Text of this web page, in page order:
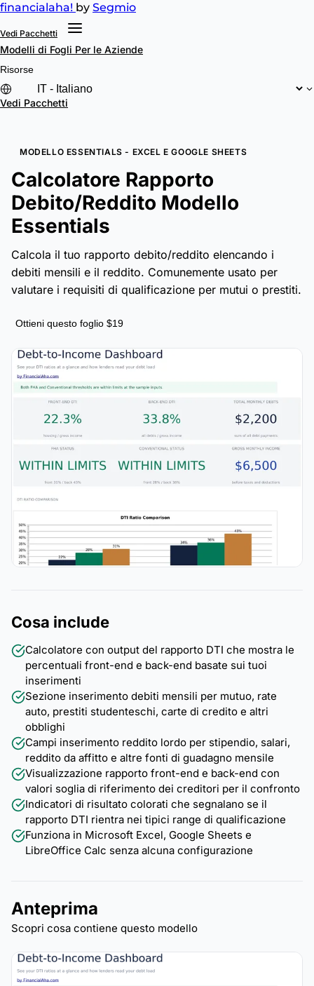
financialaha! by Segmio
Vedi Pacchetti
Modelli di Fogli Per le Aziende
Risorse
Vedi Pacchetti
MODELLO ESSENTIALS - EXCEL E GOOGLE SHEETS
Calcolatore Rapporto
Debito/Reddito Modello
Essentials
Calcola il tuo rapporto debito/reddito elencando i
debiti mensili e il reddito. Comunemente usato per
valutare i requisiti di qualificazione per mutui o prestiti.
Ottieni questo foglio $19
Cosa include
Calcolatore con output del rapporto DTI che mostra le
percentuali front-end e back-end basate sui tuoi
inserimenti
Sezione inserimento debiti mensili per mutuo, rate
auto, prestiti studenteschi, carte di credito e altri
obblighi
Campi inserimento reddito lordo per stipendio, salari,
reddito da affitto e altre fonti di guadagno mensile
Visualizzazione rapporto front-end e back-end con
valori soglia di riferimento dei creditori per il confronto
Indicatori di risultato colorati che segnalano se il
rapporto DTI rientra nei tipici range di qualificazione
Funziona in Microsoft Excel, Google Sheets e
LibreOffice Calc senza alcuna configurazione
Anteprima
Scopri cosa contiene questo modello